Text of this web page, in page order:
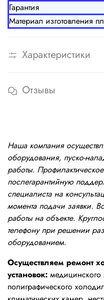
Гарантия
Материал изготовления
Характеристики
Отзывы
Наша компания
оборудования, пуско-
работы.
послегарантийную
специалиста на
момента подачи заявки.
работы на объекте.
телефону при решении
оборудованием.
Осуществляем ремонт
установок:
полиграфического